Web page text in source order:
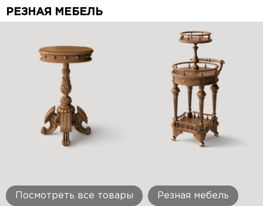
РЕЗНАЯ МЕБЕЛЬ
Посмотреть все товары Резная мебель